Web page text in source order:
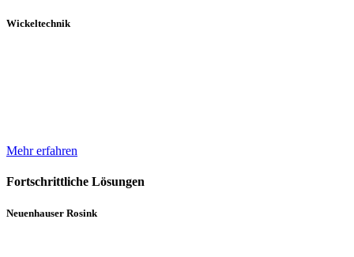
Wickeltechnik
Mehr erfahren
Fortschrittliche Lösungen
Neuenhauser Rosink